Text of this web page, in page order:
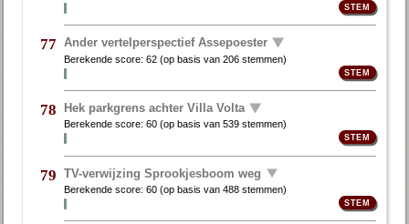
77 Ander vertelperspectief Assepoester
Berekende score:62 (op basis van206 stemmen)
78 Hek parkgrens achter Villa Volta
Berekende score:60 (op basis van539 stemmen)
79 TV-verwijzing Sprookjesboom weg
Berekende score:60 (op basis van488 stemmen)